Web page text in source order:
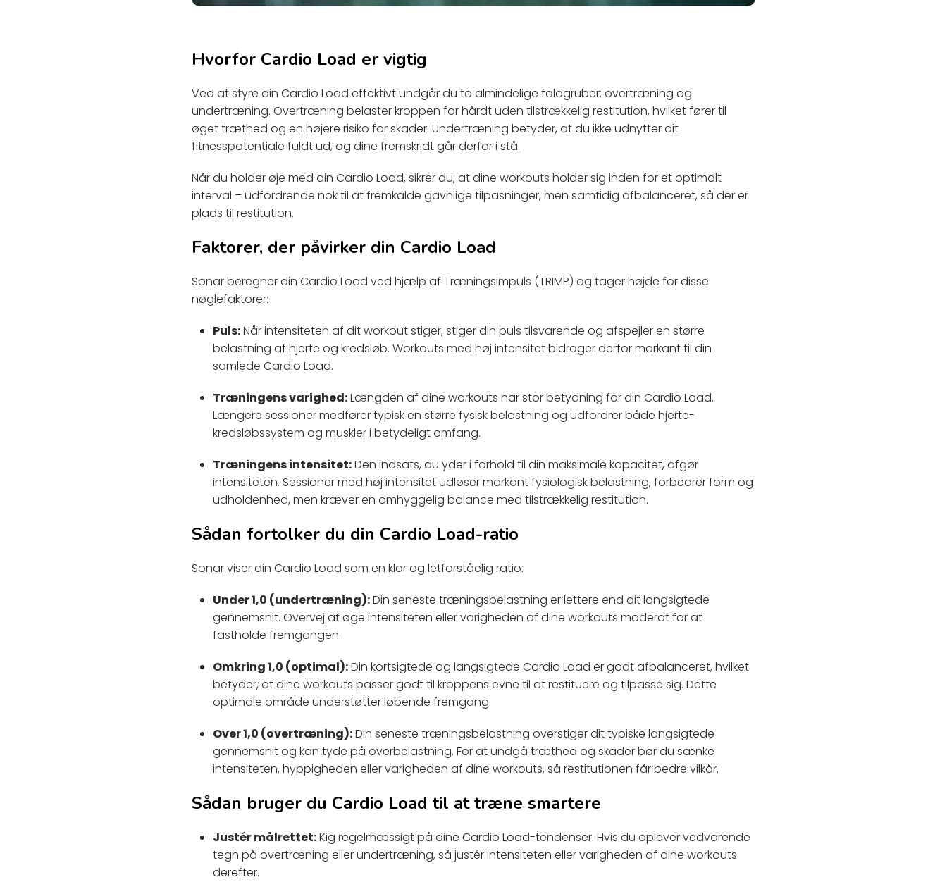
Hvorfor Cardio Load er vigtig
Ved at styre din Cardio Load effektivt undgår du to almindelige faldgruber: overtræning og
undertræning. Overtræning belaster kroppen for hårdt uden tilstrækkelig restitution, hvilket fører til
øget træthed og en højere risiko for skader. Undertræning betyder, at du ikke udnytter dit
fitnesspotentiale fuldt ud, og dine fremskridt går derfor i stå.
Når du holder øje med din Cardio Load, sikrer du, at dine workouts holder sig inden for et optimalt
interval – udfordrende nok til at fremkalde gavnlige tilpasninger, men samtidig afbalanceret, så der er
plads til restitution.
Faktorer, der påvirker din Cardio Load
Sonar beregner din Cardio Load ved hjælp af Træningsimpuls (TRIMP) og tager højde for disse
nøglefaktorer:
Puls:Når intensiteten af dit workout stiger, stiger din puls tilsvarende og afspejler en større
belastning af hjerte og kredsløb. Workouts med høj intensitet bidrager derfor markant til din
samlede Cardio Load.
Træningens varighed:Længden af dine workouts har stor betydning for din Cardio Load.
Længere sessioner medfører typisk en større fysisk belastning og udfordrer både hjerte-
kredsløbssystem og muskler i betydeligt omfang.
Træningens intensitet:Den indsats, du yder i forhold til din maksimale kapacitet, afgør
intensiteten. Sessioner med høj intensitet udløser markant fysiologisk belastning, forbedrer form og
udholdenhed, men kræver en omhyggelig balance med tilstrækkelig restitution.
Sådan fortolker du din Cardio Load-ratio
Sonar viser din Cardio Load som en klar og letforståelig ratio:
Under 1,0 (undertræning):Din seneste træningsbelastning er lettere end dit langsigtede
gennemsnit. Overvej at øge intensiteten eller varigheden af dine workouts moderat for at
fastholde fremgangen.
Omkring 1,0 (optimal):Din kortsigtede og langsigtede Cardio Load er godt afbalanceret, hvilket
betyder, at dine workouts passer godt til kroppens evne til at restituere og tilpasse sig. Dette
optimale område understøtter løbende fremgang.
Over 1,0 (overtræning):Din seneste træningsbelastning overstiger dit typiske langsigtede
gennemsnit og kan tyde på overbelastning. For at undgå træthed og skader bør du sænke
intensiteten, hyppigheden eller varigheden af dine workouts, så restitutionen får bedre vilkår.
Sådan bruger du Cardio Load til at træne smartere
Justér målrettet:Kig regelmæssigt på dine Cardio Load-tendenser. Hvis du oplever vedvarende
tegn på overtræning eller undertræning, så justér intensiteten eller varigheden af dine workouts
derefter.